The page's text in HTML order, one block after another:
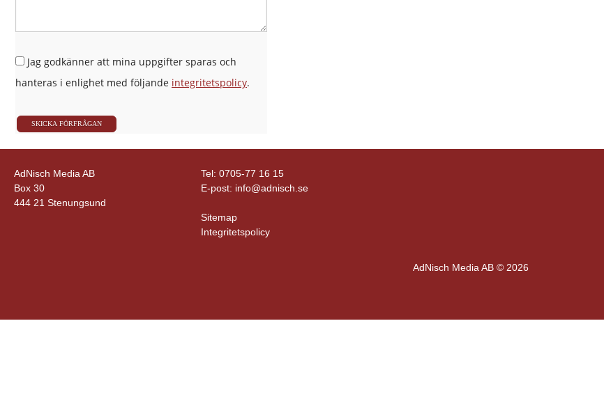
Jag godkänner att mina uppgifter sparas och
hanteras i enlighet med följande integritetspolicy.
AdNisch Media AB
Box 30
444 21 Stenungsund
Tel: 0705-77 16 15
E-post: info@adnisch.se
Sitemap
Integritetspolicy
AdNisch Media AB © 2026